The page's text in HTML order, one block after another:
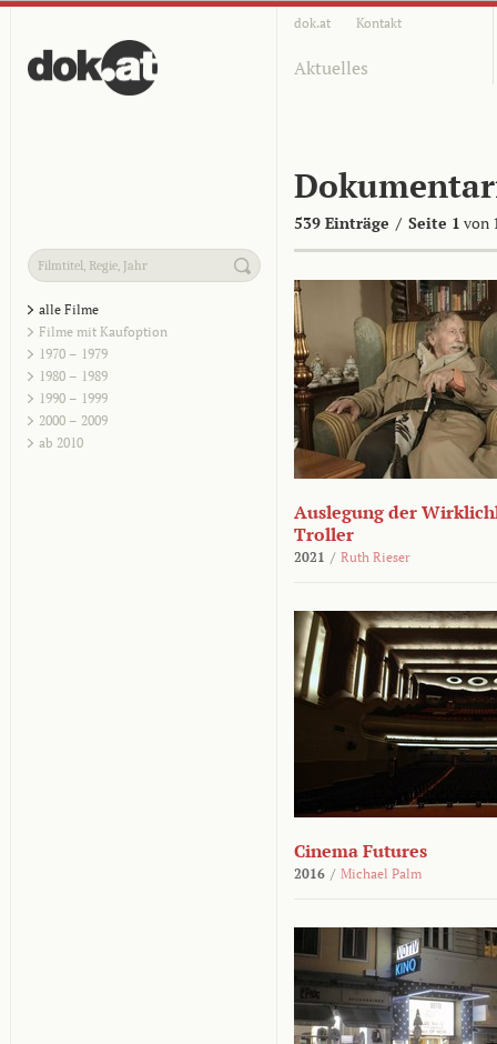
dok.at Kontakt
Aktuelles
539 Einträge / Seite 1 von
alle Filme
Filme mit Kaufoption
1970 – 1979
1980 – 1989
1990 – 1999
2000 – 2009
ab 2010
Auslegung der
Troller
2021 / Ruth Rieser
Cinema Futures
2016 / Michael Palm